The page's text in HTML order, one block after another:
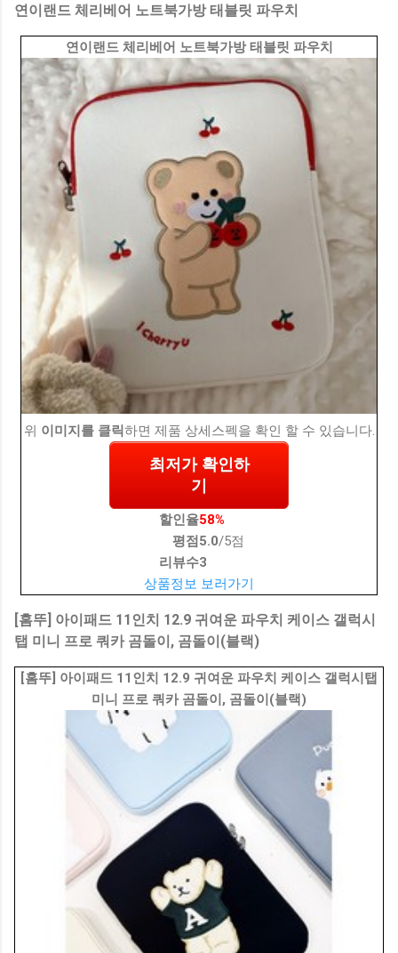
연이랜드 체리베어 노트북가방 태블릿 파우치
연이랜드 체리베어 노트북가방 태블릿 파우치
위 이미지를 클릭하면 제품 상세스펙을 확인 할 수 있습니다.
최저가 확인하
기
할인율58%
평점 5.0/5점
리뷰수3
상품정보 보러가기
[홈뚜] 아이패드 11인치 12.9 귀여운 파우치 케이스 갤럭시
탭 미니 프로 쿼카 곰돌이, 곰돌이(블랙)
[홈뚜] 아이패드 11인치 12.9 귀여운 파우치 케이스 갤럭시탭
미니 프로 쿼카 곰돌이, 곰돌이(블랙)